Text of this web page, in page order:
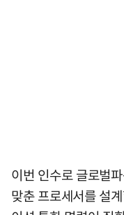
이번 인수로 글로벌
맞춘 프로세서를 설